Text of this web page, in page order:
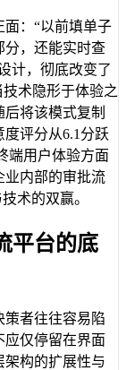
：“以前填单子
分，还能实时查
计，彻底改变了
术隐形于体验之
将该模式复制
评分从6.1分跃
端用户体验方面
业内部的审批流
术的双赢。
平台的底
策者往往容易陷
应仅停留在界面
架构的扩展性与